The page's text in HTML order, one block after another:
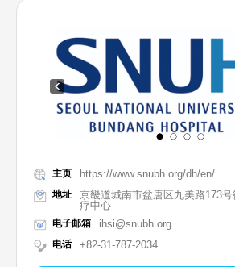
主页 https://www.snubh.org/dh/en/
地址
京畿道城南市盆唐区九美路173
疗中心
电子邮箱 ihsi@snubh.org
电话 +82-31-787-2034